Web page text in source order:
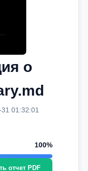
о
01:32:01
100%
отчет PDF